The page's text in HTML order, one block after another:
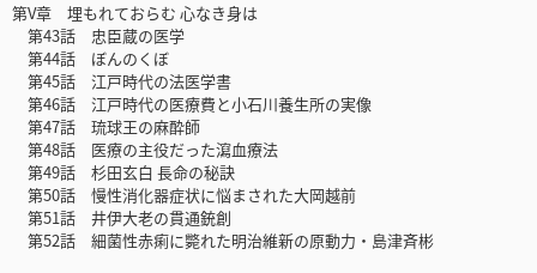
第V章 埋もれておらむ 心なき身は
第43話 忠臣蔵の医学
第44話 ぼんのくぼ
第45話 江戸時代の法医学書
第46話 江戸時代の医療費と小石川養生所の実像
第47話 琉球王の麻酔師
第48話 医療の主役だった瀉血療法
第49話 杉田玄白 長命の秘訣
第50話 慢性消化器症状に悩まされた大岡越前
第51話 井伊大老の貫通銃創
第52話 細菌性赤痢に斃れた明治維新の原動力・島津斉彬